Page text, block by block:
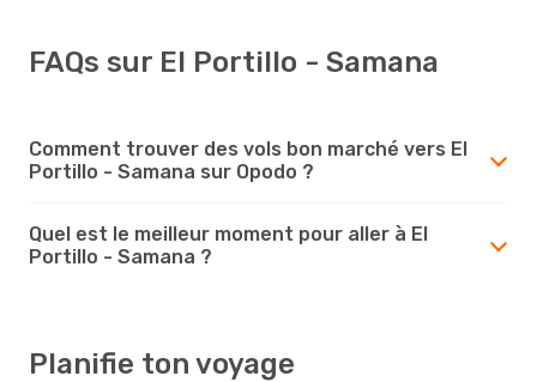
FAQs sur El Portillo - Samana
Comment trouver des vols bon marché vers El
Portillo - Samana sur Opodo ?
Quel est le meilleur moment pour aller à El
Portillo - Samana ?
Planifie ton voyage